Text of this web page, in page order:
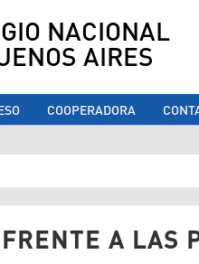
NACIONAL
AIRES
COOPERADORA
aquí
A LAS